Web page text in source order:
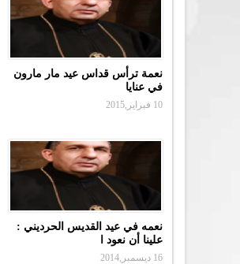
نعمة ترأس قداس عيد مار مارون
في عنايا
10 فبراير,2015
نعمه في عيد القديس الحرديني :
علينا أن نعود ا
16 ديسمبر,2014